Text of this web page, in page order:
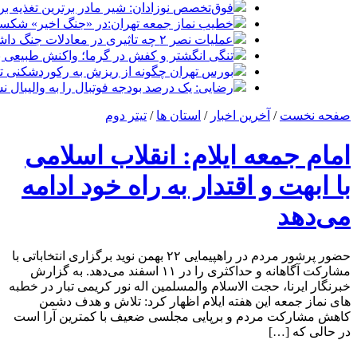
فوق‌تخصص نوزادان: شیر مادر برترین تغذیه
خطیب نماز جمعه تهران:در «جنگ اخیر»
عملیات نصر ۲ چه تاثیری در معادلات جنگ داشت؟ *سعدالله زارعی
تنگی انگشتر و کفش در گرما؛ واکنش طبیعی
بورس تهران چگونه از ریزش به رکوردشکنی
رضایی: یک درصد بودجه فوتبال را به والیبال
صفحه نخست / آخرین اخبار / استان ها / تیتر دوم
امام جمعه ایلام: انقلاب اسلامی
با ابهت و اقتدار به راه خود ادامه
می‌دهد
حضور پرشور مردم در راهپیمایی ۲۲ بهمن نوید برگزاری انتخاباتی با
مشارکت آگاهانه و حداکثری را در ۱۱ اسفند می‌دهد. به گزارش
خبرنگار ایرنا، حجت الاسلام والمسلمین اله نور کریمی تبار در خطبه
های نماز جمعه این هفته ایلام اظهار کرد: تلاش و هدف دشمن
کاهش مشارکت مردم و برپایی مجلسی ضعیف با کمترین آرا است
در حالی که […]